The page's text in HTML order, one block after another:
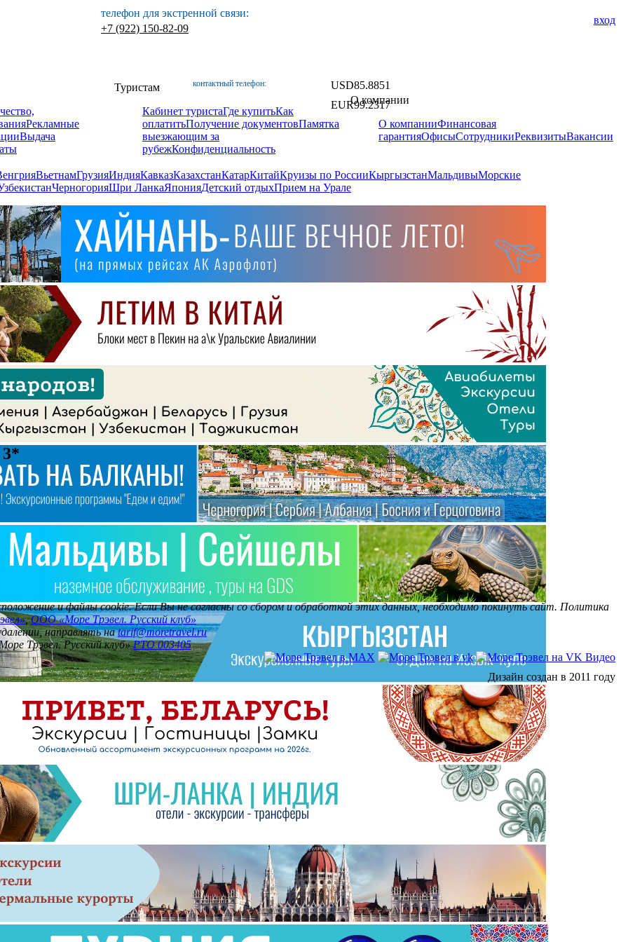
вход
телефон для экстренной связи:
+7 (922) 150-82-09
контактный телефон: USD85.8851
EUR99.2317
Рекламные
Выдача
Туристам
Кабинет туристаГде купитьКак
оплатитьПолучение документовПамятка
выезжающим за
рубежКонфиденциальность
О компании
О компанииФинансовая
гарантияОфисыСотрудникиРеквизитыВакансии
ВьетнамГрузияИндияКавказКазахстанКатарКитайКруизы по РоссииКыргызстанМальдивыМорские
ЧерногорияШри ЛанкаЯпонияДетский отдыхПрием на Урале
и файлы cookie. Если Вы не согласны со сбором и обработкой этих данных, необходимо покинуть сайт. Политика
,ООО «Море Трэвел. Русский клуб»
направлять наtarif@moretravel.ru
Трэвел. Русский клуб»РТО 003405
Дизайн создан в 2011 году